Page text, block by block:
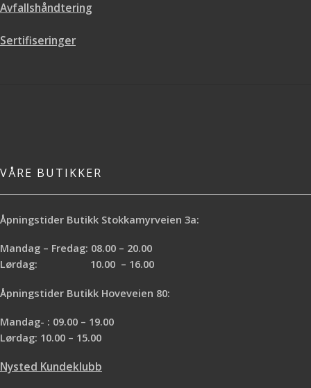
Avfallshåndtering
Sertifiseringer
VÅRE BUTIKKER
Åpningstider Butikk Stokkamyrveien 3a:
Mandag – Fredag: 08.00 – 20.00
Lørdag: 10.00 – 16.00
Åpningstider Butikk Hoveveien 80:
Mandag- : 09.00 – 19.00
Lørdag: 10.00 – 15.00
Nysted Kundeklubb